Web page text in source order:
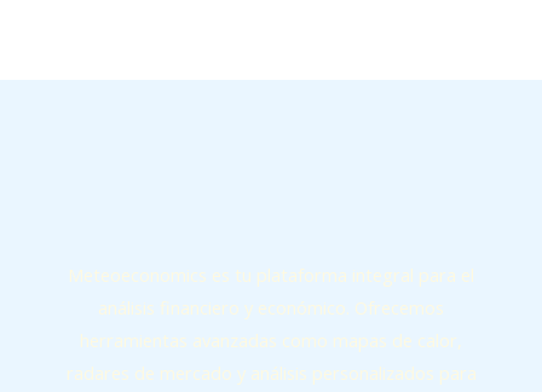
Meteoeconomics es tu plataforma integral para el
análisis financiero y económico. Ofrecemos
herramientas avanzadas como mapas de calor,
radares de mercado y análisis personalizados para